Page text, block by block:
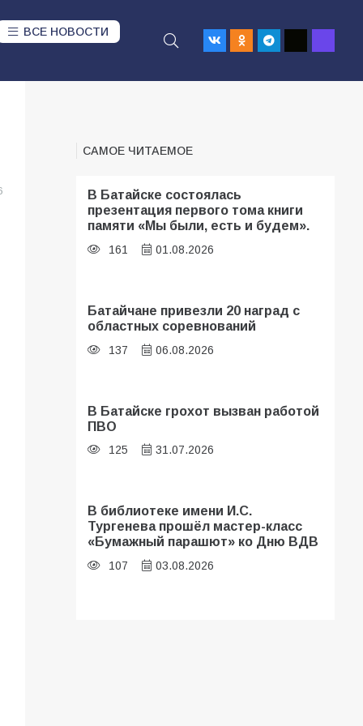
ВСЕ НОВОСТИ
САМОЕ ЧИТАЕМОЕ
В Батайске состоялась
презентация первого тома книги
памяти «Мы были, есть и будем».
161 01.08.2026
Батайчане привезли 20 наград с
областных соревнований
137 06.08.2026
В Батайске грохот вызван работой
ПВО
125 31.07.2026
В библиотеке имени И.С.
Тургенева прошёл мастер-класс
«Бумажный парашют» ко Дню ВДВ
107 03.08.2026